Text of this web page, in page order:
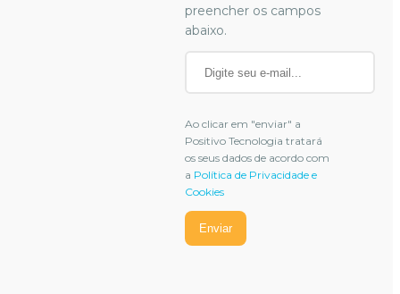
preencher os campos
abaixo.
Ao clicar em "enviar" a
Positivo Tecnologia tratará
os seus dados de acordo com
a Política de Privacidade e
Cookies
Enviar